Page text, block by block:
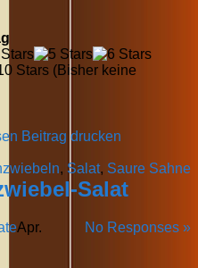
(Bisher keine
Beitrag drucken
, Salat, Saure Sahne
Salat
No Responses »
Apr.